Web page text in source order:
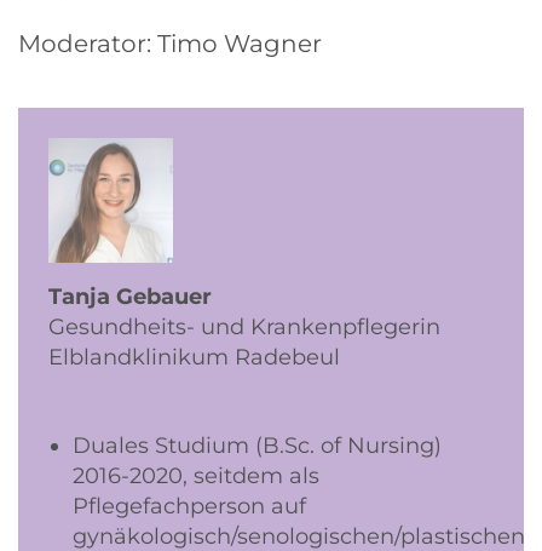
Moderator: Timo Wagner
Tanja Gebauer
Gesundheits- und Krankenpflegerin
Elblandklinikum Radebeul
Duales Studium (B.Sc. of Nursing)
2016-2020, seitdem als
Pflegefachperson auf
gynäkologisch/senologischen/plastischen